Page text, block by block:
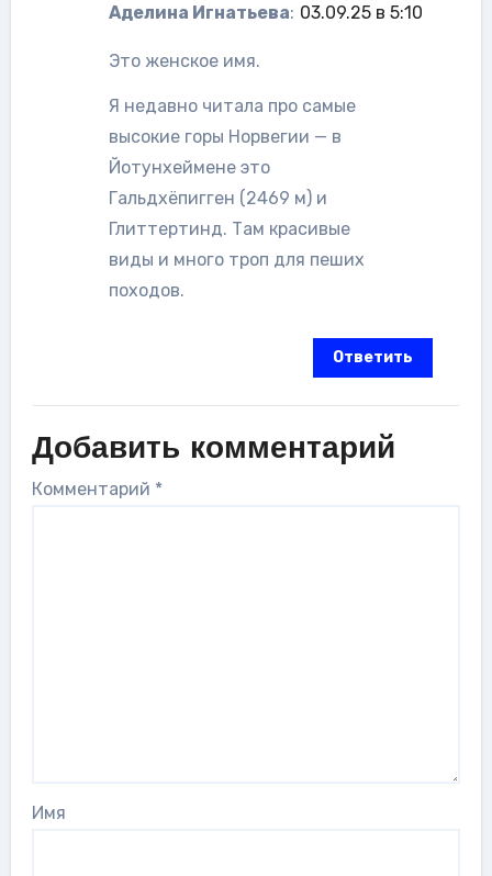
Аделина Игнатьева: 03.09.25 в 5:10
Это женское имя.
Я недавно читала про самые
высокие горы Норвегии — в
Йотунхеймене это
Гальдхёпигген (2469 м) и
Глиттертинд. Там красивые
виды и много троп для пеших
походов.
Ответить
Добавить комментарий
Комментарий *
Имя